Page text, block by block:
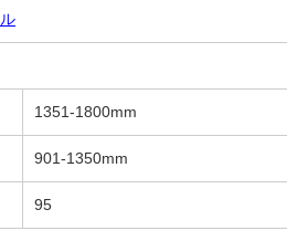
1351-1800mm
901-1350mm
95